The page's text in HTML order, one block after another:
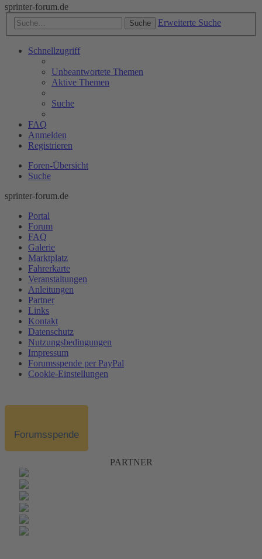
sprinter-forum.de
Suche Erweiterte Suche
Schnellzugriff
Unbeantwortete Themen
Aktive Themen
Suche
FAQ
Anmelden
Registrieren
Foren-Übersicht
Suche
sprinter-forum.de
Portal
Forum
FAQ
Galerie
Marktplatz
Fahrerkarte
Veranstaltungen
Anleitungen
Partner
Links
Kontakt
Datenschutz
Nutzungsbedingungen
Impressum
Forumsspende per PayPal
Cookie-Einstellungen
Forumsspende
PARTNER